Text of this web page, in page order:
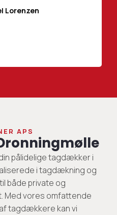
Lorenzen
APS
pålidelige tagdækker i
i tagdækning og
både private og
Med vores omfattende
tagdækkere kan vi